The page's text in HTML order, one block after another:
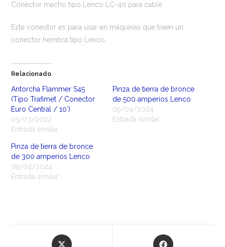
Conector macho tipo Lenco LC-40 para cable
Este conector es para usar en máquinas que traen un
conector hembra tipo Lenco
Relacionado
Antorcha Flammer S45
(Tipo Trafimet / Conector
Euro Central / 10′)
05/03/2022
Entrada similar
Pinza de tierra de bronce
de 500 amperios Lenco
09/04/2024
Entrada similar
Pinza de tierra de bronce
de 300 amperios Lenco
09/04/2024
Entrada similar
Opens
Opens